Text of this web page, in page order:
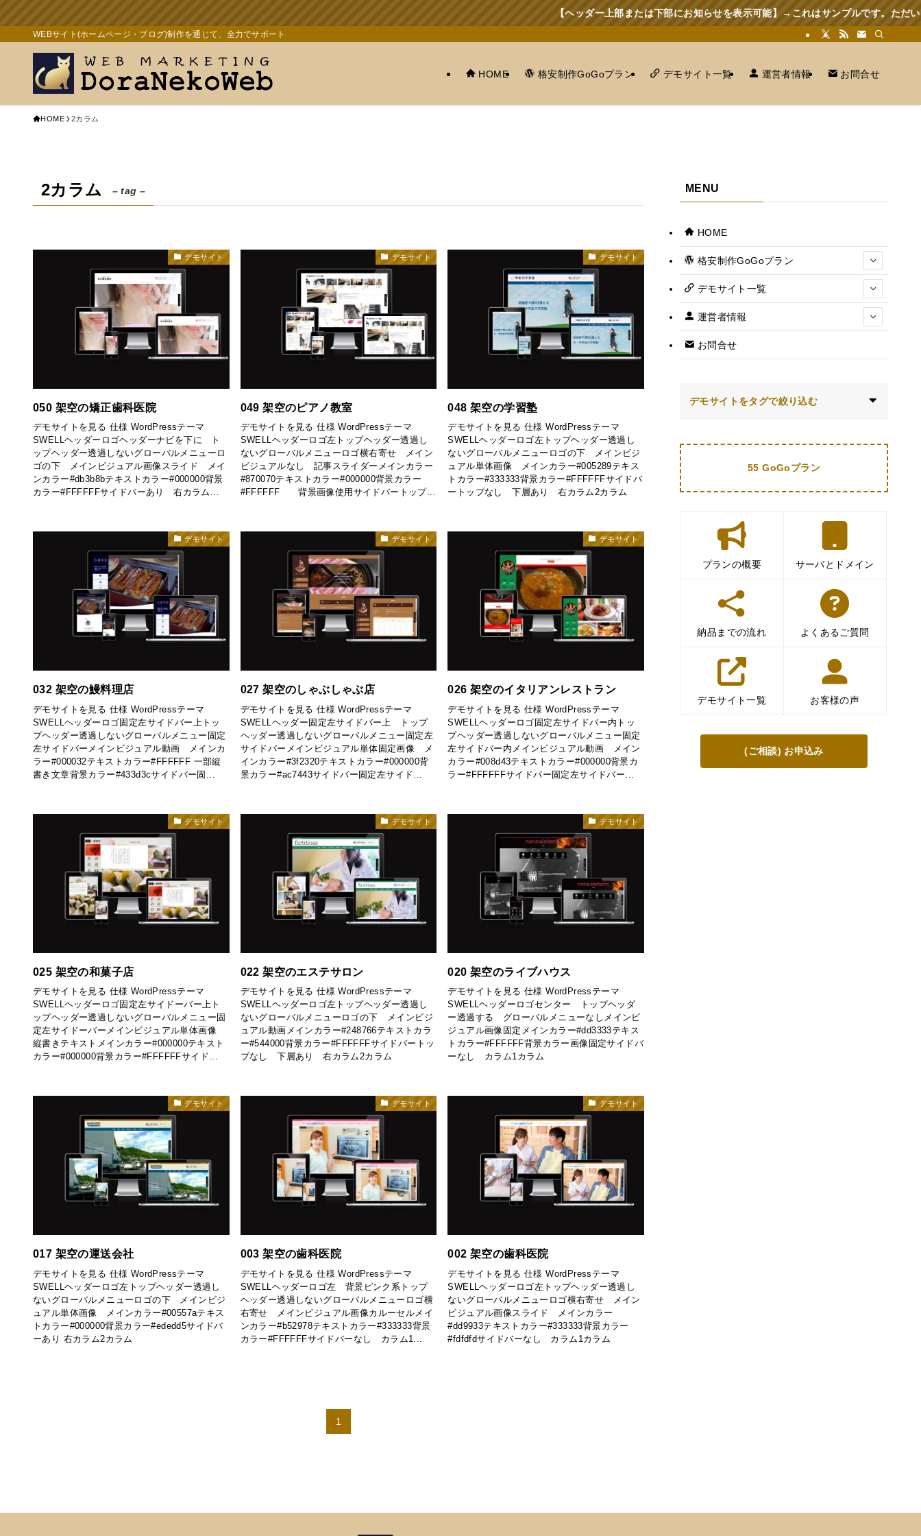
【ヘッダー上部または下部にお知らせを表示可能】→これはサンプルです。ただいま月間
WEBサイト(ホームページ・ブログ)制作を通じて、全力でサポート
HOME 格安制作GoGoプラン デモサイト一覧 運営者情報 お問合せ
HOME 2カラム
2カラム – tag –
デモサイト
050 架空の矯正歯科医院
デモサイトを見る 仕様 WordPressテーマ
SWELLヘッダーロゴヘッダーナビを下に ト
ップヘッダー透過しないグローバルメニューロ
ゴの下 メインビジュアル画像スライド メイ
ンカラー#db3b8bテキストカラー#000000背景
カラー#FFFFFFサイドバーあり 右カラム...
デモサイト
049 架空のピアノ教室
デモサイトを見る 仕様 WordPressテーマ
SWELLヘッダーロゴ左トップヘッダー透過し
ないグローバルメニューロゴ横右寄せ メイン
ビジュアルなし 記事スライダーメインカラー
#870070テキストカラー#000000背景カラー
#FFFFFF 背景画像使用サイドバートップ...
デモサイト
048 架空の学習塾
デモサイトを見る 仕様 WordPressテーマ
SWELLヘッダーロゴ左トップヘッダー透過し
ないグローバルメニューロゴの下 メインビジ
ュアル単体画像 メインカラー#005289テキス
トカラー#333333背景カラー#FFFFFFサイドバ
ートップなし 下層あり 右カラム2カラム
デモサイト
032 架空の鰻料理店
デモサイトを見る 仕様 WordPressテーマ
SWELLヘッダーロゴ固定左サイドバー上トッ
プヘッダー透過しないグローバルメニュー固定
左サイドバーメインビジュアル動画 メインカ
ラー#000032テキストカラー#FFFFFF 一部縦
書き文章背景カラー#433d3cサイドバー固...
デモサイト
027 架空のしゃぶしゃぶ店
デモサイトを見る 仕様 WordPressテーマ
SWELLヘッダー固定左サイドバー上 トップ
ヘッダー透過しないグローバルメニュー固定左
サイドバーメインビジュアル単体固定画像 メ
インカラー#3f2320テキストカラー#000000背
景カラー#ac7443サイドバー固定左サイド...
デモサイト
026 架空のイタリアンレストラン
デモサイトを見る 仕様 WordPressテーマ
SWELLヘッダーロゴ固定左サイドバー内トッ
プヘッダー透過しないグローバルメニュー固定
左サイドバー内メインビジュアル動画 メイン
カラー#008d43テキストカラー#000000背景カ
ラー#FFFFFFサイドバー固定左サイドバー...
デモサイト
025 架空の和菓子店
デモサイトを見る 仕様 WordPressテーマ
SWELLヘッダーロゴ固定左サイドーバー上ト
ップヘッダー透過しないグローバルメニュー固
定左サイドーバーメインビジュアル単体画像
縦書きテキストメインカラー#000000テキスト
カラー#000000背景カラー#FFFFFFサイド...
デモサイト
022 架空のエステサロン
デモサイトを見る 仕様 WordPressテーマ
SWELLヘッダーロゴ左トップヘッダー透過し
ないグローバルメニューロゴの下 メインビジ
ュアル動画メインカラー#248766テキストカラ
ー#544000背景カラー#FFFFFFサイドバートッ
プなし 下層あり 右カラム2カラム
デモサイト
020 架空のライブハウス
デモサイトを見る 仕様 WordPressテーマ
SWELLヘッダーロゴセンター トップヘッダ
ー透過する グローバルメニューなしメインビ
ジュアル画像固定メインカラー#dd3333テキス
トカラー#FFFFFF背景カラー画像固定サイドバ
ーなし カラム1カラム
デモサイト
017 架空の運送会社
デモサイトを見る 仕様 WordPressテーマ
SWELLヘッダーロゴ左トップヘッダー透過し
ないグローバルメニューロゴの下 メインビジ
ュアル単体画像 メインカラー#00557aテキス
トカラー#000000背景カラー#ededd5サイドバ
ーあり 右カラム2カラム
デモサイト
003 架空の歯科医院
デモサイトを見る 仕様 WordPressテーマ
SWELLヘッダーロゴ左 背景ピンク系トップ
ヘッダー透過しないグローバルメニューロゴ横
右寄せ メインビジュアル画像カルーセルメイ
ンカラー#b52978テキストカラー#333333背景
カラー#FFFFFFサイドバーなし カラム1...
デモサイト
002 架空の歯科医院
デモサイトを見る 仕様 WordPressテーマ
SWELLヘッダーロゴ左トップヘッダー透過し
ないグローバルメニューロゴ横右寄せ メイン
ビジュアル画像スライド メインカラー
#dd9933テキストカラー#333333背景カラー
#fdfdfdサイドバーなし カラム1カラム
1
MENU
HOME
格安制作GoGoプラン
デモサイト一覧
運営者情報
お問合せ
デモサイトをタグで絞り込む
55 GoGoプラン
プランの概要 サーバとドメイン
納品までの流れ よくあるご質問
デモサイト一覧 お客様の声
(ご相談) お申込み